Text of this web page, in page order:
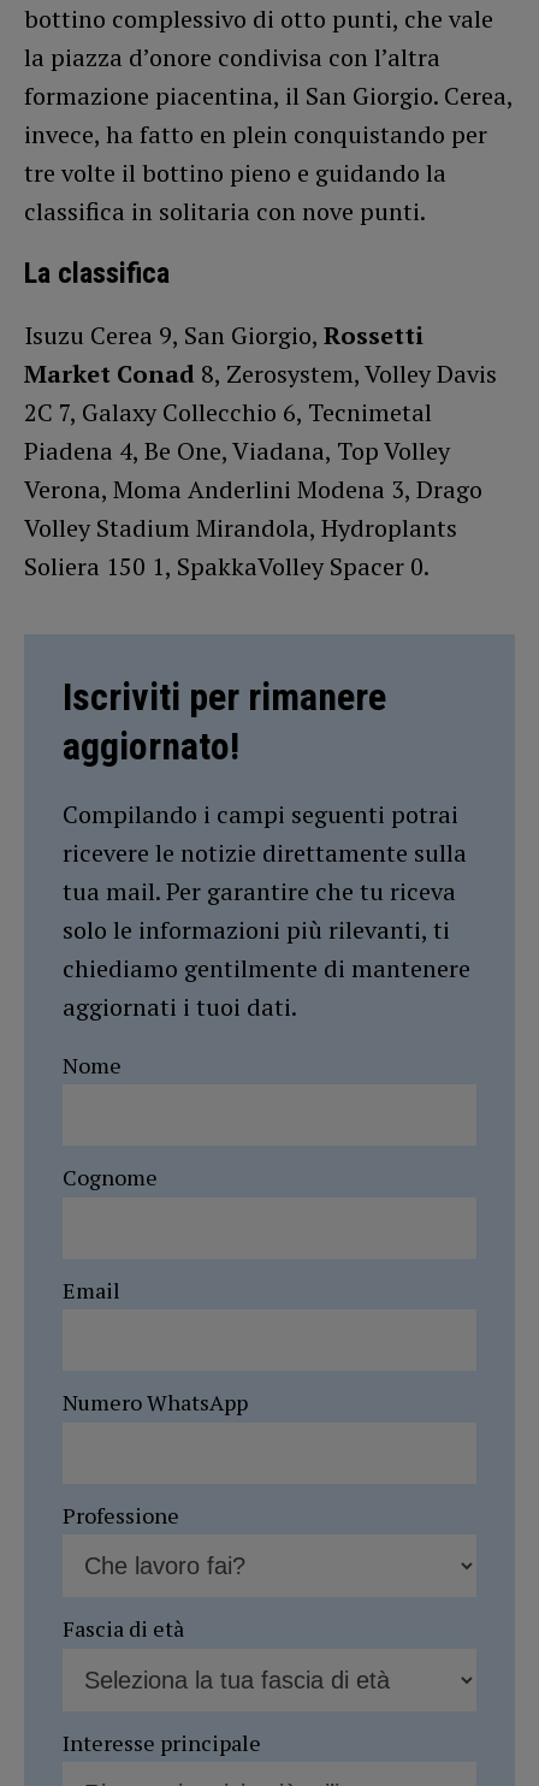
bottino complessivo di otto punti, che vale
la piazza d’onore condivisa con l’altra
formazione piacentina, il San Giorgio. Cerea,
invece, ha fatto en plein conquistando per
tre volte il bottino pieno e guidando la
classifica in solitaria con nove punti.
La classifica
Isuzu Cerea 9, San Giorgio, Rossetti
Market Conad 8, Zerosystem, Volley Davis
2C 7, Galaxy Collecchio 6, Tecnimetal
Piadena 4, Be One, Viadana, Top Volley
Verona, Moma Anderlini Modena 3, Drago
Volley Stadium Mirandola, Hydroplants
Soliera 150 1, SpakkaVolley Spacer 0.
Iscriviti per rimanere
aggiornato!
Compilando i campi seguenti potrai
ricevere le notizie direttamente sulla
tua mail. Per garantire che tu riceva
solo le informazioni più rilevanti, ti
chiediamo gentilmente di mantenere
aggiornati i tuoi dati.
Nome
Cognome
Email
Numero WhatsApp
Professione
Fascia di età
Interesse principale